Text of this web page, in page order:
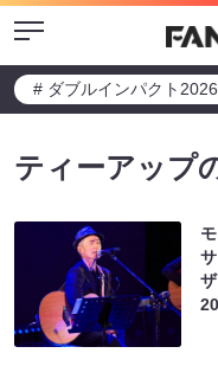
Menu
# ダブルインパクト2026
ティーアップ